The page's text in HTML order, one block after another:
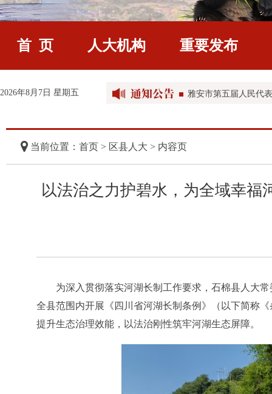
首 页 人大机构 重要发布
2026年8月7日 星期五
雅安市第五届人民代
雅安市第五届人民代
雅安市第五届人民代
雅安市第五届人民代
当前位置：首页 > 区县人大 > 内容页
以法治之力护碧水，为全域幸
为深入贯彻落实河湖长制工作要求，石棉县人大
全县范围内开展《四川省河湖长制条例》（以下简称
提升生态治理效能，以法治刚性筑牢河湖生态屏障。